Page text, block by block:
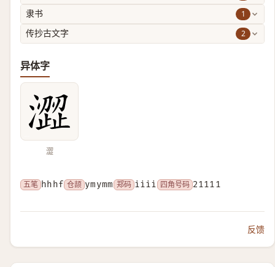
隶书 1
传抄古文字 2
异体字
澀
五笔 hhhf 仓颉 ymymm 郑码 iiii 四角号码 21111
反馈